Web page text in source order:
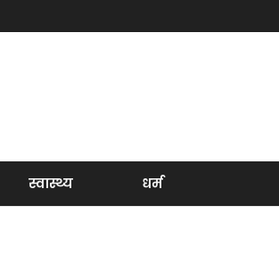
स्वास्थ्य धर्म